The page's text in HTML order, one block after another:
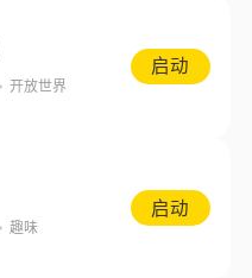
开放世界
启动
趣味
启动